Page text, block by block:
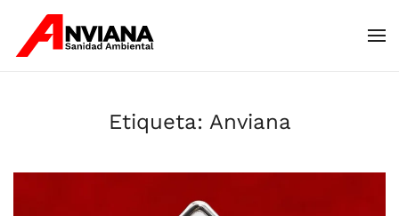
Skip to main content
Etiqueta: Anviana